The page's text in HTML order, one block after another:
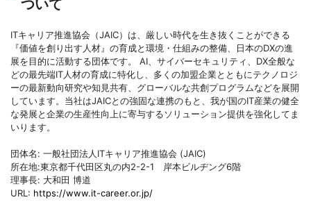
ついて
ITキャリア推進協会（JAIC）は、厳しい時代を生き抜くことができる
『価値を創り出す人材』の育成と環境・仕組みの整備、日本のDXの進
展を目的に活動する団体です。 AI、サイバーセキュリティ、DX全般な
どの最先端IT人材の育成に特化し、多くの加盟企業とともにテクノロジ
ーの最新動向研究や知見共有、グローバルな共創プログラムなどを展開
しています。当社はJAICとの強固な連携のもと、我が国のIT産業の健全
な発展と企業の生産性向上に寄与するソリューション提供を強化してま
いります。
団体名: 一般社団法人ITキャリア推進協会 (JAIC)
所在地:東京都千代田区丸の内2-2-1 岸本ビルヂング6階
理事長: 大和田 博道
URL: https://www.it-career.or.jp/